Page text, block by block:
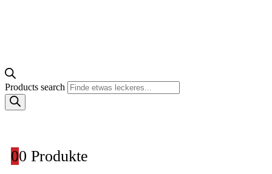
Products search
00 Produkte